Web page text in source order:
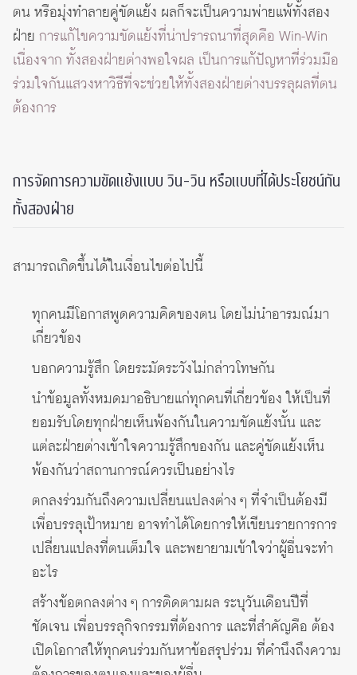
ตน หรือมุ่งทำลายคู่ขัดแย้ง ผลก็จะเป็นความพ่ายแพ้ทั้งสอง
ฝ่าย การแก้ไขความขัดแย้งที่น่าปรารถนาที่สุดคือ Win-Win
เนื่องจาก ทั้งสองฝ่ายต่างพอใจผล เป็นการแก้ปัญหาที่ร่วมมือ
ร่วมใจกันแสวงหาวิธีที่จะช่วยให้ทั้งสองฝ่ายต่างบรรลุผลที่ตน
ต้องการ
การจัดการความขัดแย้งแบบ วิน-วิน หรือแบบที่ได้ประโยชน์กัน
ทั้งสองฝ่าย
สามารถเกิดขึ้นได้ในเงื่อนไขต่อไปนี้
ทุกคนมีโอกาสพูดความคิดของตน โดยไม่นำอารมณ์มา
เกี่ยวข้อง
บอกความรู้สึก โดยระมัดระวังไม่กล่าวโทษกัน
นำข้อมูลทั้งหมดมาอธิบายแก่ทุกคนที่เกี่ยวข้อง ให้เป็นที่
ยอมรับโดยทุกฝ่ายเห็นพ้องกันในความขัดแย้งนั้น และ
แต่ละฝ่ายต่างเข้าใจความรู้สึกของกัน และคู่ขัดแย้งเห็น
พ้องกันว่าสถานการณ์ควรเป็นอย่างไร
ตกลงร่วมกันถึงความเปลี่ยนแปลงต่าง ๆ ที่จำเป็นต้องมี
เพื่อบรรลุเป้าหมาย อาจทำได้โดยการให้เขียนรายการการ
เปลี่ยนแปลงที่ตนเต็มใจ และพยายามเข้าใจว่าผู้อื่นจะทำ
อะไร
สร้างข้อตกลงต่าง ๆ การติดตามผล ระบุวันเดือนปีที่
ชัดเจน เพื่อบรรลุกิจกรรมที่ต้องการ และที่สำคัญคือ ต้อง
เปิดโอกาสให้ทุกคนร่วมกันหาข้อสรุปร่วม ที่คำนึงถึงความ